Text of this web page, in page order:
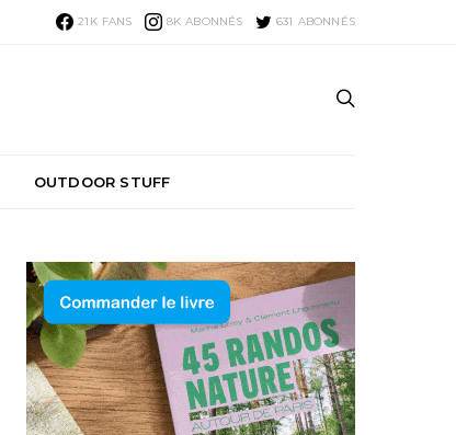
21K FANS 8K ABONNÉS 631 ABONNÉS
OUTDOOR STUFF